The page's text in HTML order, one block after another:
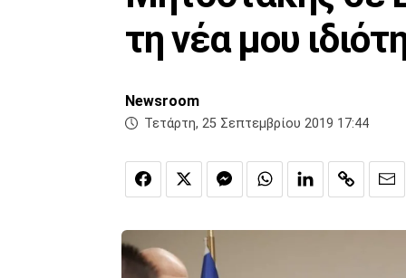
τη νέα μου
Newsroom
Τετάρτη, 25 Σεπτεμβρίου 2019 17:44